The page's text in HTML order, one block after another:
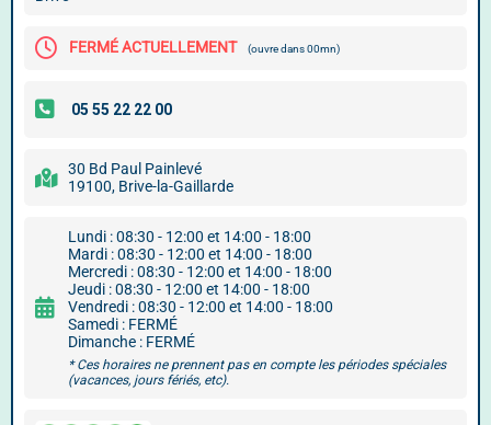
FERMÉ ACTUELLEMENT (ouvre dans 00mn)
30 Bd Paul Painlevé
19100, Brive-la-Gaillarde
Lundi : 08:30 - 12:00 et 14:00 - 18:00
Mardi : 08:30 - 12:00 et 14:00 - 18:00
Mercredi : 08:30 - 12:00 et 14:00 - 18:00
Jeudi : 08:30 - 12:00 et 14:00 - 18:00
Vendredi : 08:30 - 12:00 et 14:00 - 18:00
Samedi : FERMÉ
Dimanche : FERMÉ
* Ces horaires ne prennent pas en compte les périodes spéciales
(vacances, jours fériés, etc).